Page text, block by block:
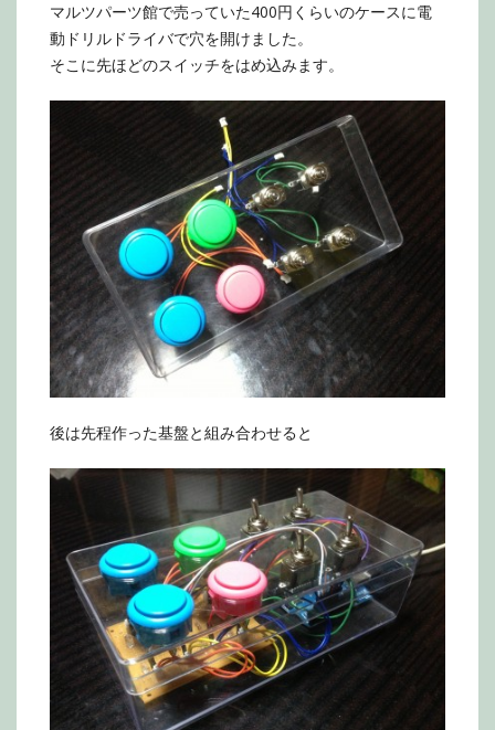
マルツパーツ館で売っていた400円くらいのケースに電
動ドリルドライバで穴を開けました。
そこに先ほどのスイッチをはめ込みます。
後は先程作った基盤と組み合わせると